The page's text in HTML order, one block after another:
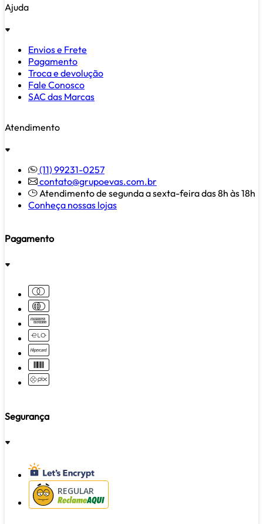
Ajuda
Envios e Frete
Pagamento
Troca e devolução
Fale Conosco
SAC das Marcas
Atendimento
(11) 99231-0257
contato@grupoevas.com.br
Atendimento de segunda a sexta-feira das 8h às 18h
Conheça nossas lojas
Pagamento
Segurança
REGULAR